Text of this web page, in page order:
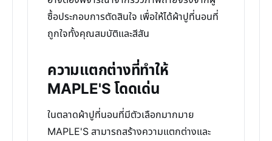
ซื้อประกอบการตัดสินใจ เพื่อให้ได้ผ้าปูที่นอนที่
ถูกใจทั้งคุณสมบัติและสีสัน
ความแตกต่างที่ทำให้
MAPLE'S โดดเด่น
ในตลาดผ้าปูที่นอนที่มีตัวเลือกมากมาย
MAPLE'S สามารถสร้างความแตกต่างและ